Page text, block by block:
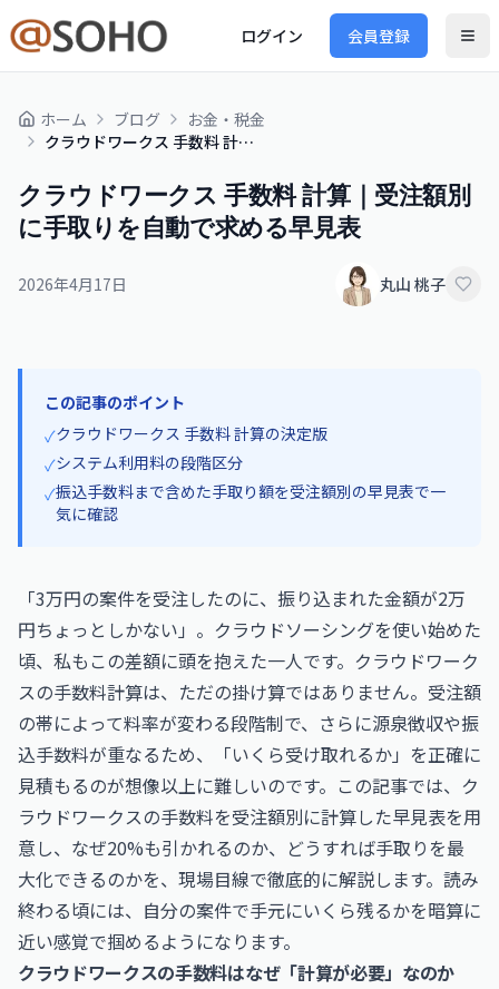
ログイン 会員登録
ホーム ブログ
お金・税金
クラウドワークス 手数料 計算｜受注額別に手取りを自動で求める早見表
クラウドワークス 手数料 計算｜受注額別
に手取りを自動で求める早見表
2026年4月17日 丸山 桃子
この記事のポイント
✓クラウドワークス 手数料 計算の決定版
✓システム利用料の段階区分
✓振込手数料まで含めた手取り額を受注額別の早見表で一
気に確認
「3万円の案件を受注したのに、振り込まれた金額が2万
円ちょっとしかない」。クラウドソーシングを使い始めた
頃、私もこの差額に頭を抱えた一人です。クラウドワーク
スの手数料計算は、ただの掛け算ではありません。受注額
の帯によって料率が変わる段階制で、さらに源泉徴収や振
込手数料が重なるため、「いくら受け取れるか」を正確に
見積もるのが想像以上に難しいのです。この記事では、ク
ラウドワークスの手数料を受注額別に計算した早見表を用
意し、なぜ20%も引かれるのか、どうすれば手取りを最
大化できるのかを、現場目線で徹底的に解説します。読み
終わる頃には、自分の案件で手元にいくら残るかを暗算に
近い感覚で掴めるようになります。
クラウドワークスの手数料はなぜ「計算が必要」なのか